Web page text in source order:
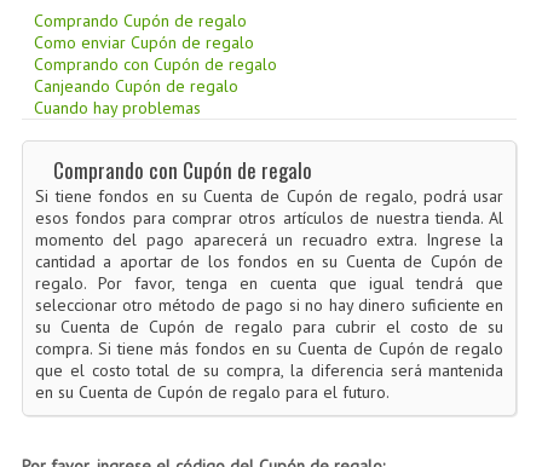
DÓNDE ESTAMOS
Comprando Cupón de regalo
Como enviar Cupón de regalo
Comprando con Cupón de regalo
Canjeando Cupón de regalo
Cuando hay problemas
Comprando con Cupón de regalo
Si tiene fondos en su Cuenta de Cupón de regalo, podrá usar
esos fondos para comprar otros artículos de nuestra tienda. Al
momento del pago aparecerá un recuadro extra. Ingrese la
cantidad a aportar de los fondos en su Cuenta de Cupón de
regalo. Por favor, tenga en cuenta que igual tendrá que
seleccionar otro método de pago si no hay dinero suficiente en
su Cuenta de Cupón de regalo para cubrir el costo de su
compra. Si tiene más fondos en su Cuenta de Cupón de regalo
que el costo total de su compra, la diferencia será mantenida
en su Cuenta de Cupón de regalo para el futuro.